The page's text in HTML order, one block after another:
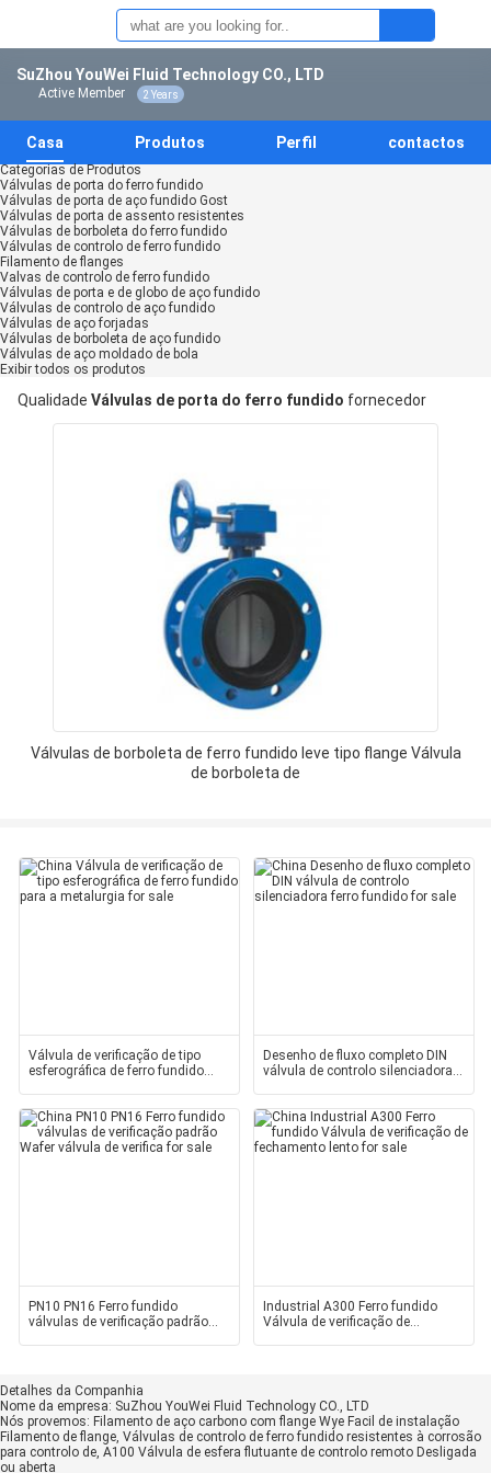
SuZhou YouWei Fluid Technology CO., LTD
Active Member 2 Years
Casa Produtos Perfil contactos
Categorias de Produtos
Válvulas de porta do ferro fundido
Válvulas de porta de aço fundido Gost
Válvulas de porta de assento resistentes
Válvulas de borboleta do ferro fundido
Válvulas de controlo de ferro fundido
Filamento de flanges
Valvas de controlo de ferro fundido
Válvulas de porta e de globo de aço fundido
Válvulas de controlo de aço fundido
Válvulas de aço forjadas
Válvulas de borboleta de aço fundido
Válvulas de aço moldado de bola
Exibir todos os produtos
Qualidade Válvulas de porta do ferro fundido fornecedor
Válvulas de borboleta de ferro fundido leve tipo flange Válvula
de borboleta de
Válvula de verificação de tipo
esferográfica de ferro fundido
Desenho de fluxo completo DIN
válvula de controlo silenciadora
PN10 PN16 Ferro fundido
válvulas de verificação padrão
Industrial A300 Ferro fundido
Válvula de verificação de
Detalhes da Companhia
Nome da empresa: SuZhou YouWei Fluid Technology CO., LTD
Nós provemos: Filamento de aço carbono com flange Wye Facil de instalação
Filamento de flange, Válvulas de controlo de ferro fundido resistentes à corrosão
para controlo de, A100 Válvula de esfera flutuante de controlo remoto Desligada
ou aberta